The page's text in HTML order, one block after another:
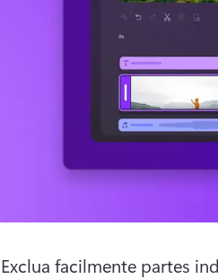
Exclua facilmente partes